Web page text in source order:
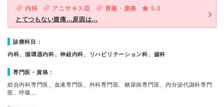
内科 アニサキス症 胃痛・腹痛
5.0
とてつもない腹痛…原因は…
診療科目：
内科、循環器内科、神経内科、リハビリテーション科、歯科
専門医・資格：
総合内科専門医、血液専門医、外科専門医、糖尿病専門医、内分泌代謝科専門
医、呼吸…